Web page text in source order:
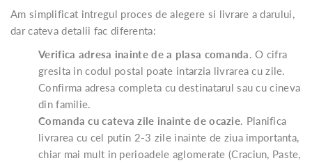
Am simplificat intregul proces de alegere si livrare a darului,
dar cateva detalii fac diferenta:
Verifica adresa inainte de a plasa comanda. O cifra
gresita in codul postal poate intarzia livrarea cu zile.
Confirma adresa completa cu destinatarul sau cu cineva
din familie.
Comanda cu cateva zile inainte de ocazie. Planifica
livrarea cu cel putin 2-3 zile inainte de ziua importanta,
chiar mai mult in perioadele aglomerate (Craciun, Paste,